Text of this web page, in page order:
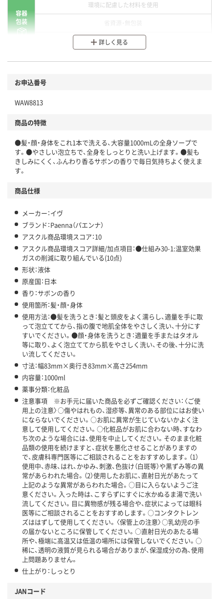
容器
包装
環境に配慮した材料を使用
分別・リサイクルしやすい設計
本体
仕組
アスクルで資源循環している
温室効果ガスなどの削減
アスクル商品環境スコア詳細／加点項目
詳しく見る
お申込番号
WAW8813
商品の特徴
●髪・顔・身体をこれ1本で洗える、大容量1000mLの全身ソープで
す。●やさしい泡立ちで、全身をしっとりと洗い上げます。●髪も
きしみにくく、ふんわり香るサボンの香りで毎日気持ちよく使えま
す。
商品仕様
メーカー：イヴ
ブランド：Paenna（パエンナ）
アスクル商品環境スコア：10
アスクル商品環境スコア詳細/加点項目：●仕組み30-1:温室効果
ガスの削減に取り組んでいる(10点)
形状：液体
原産国：日本
香り：サボンの香り
使用箇所：髪・顔・身体
使用方法：●髪を洗うとき：髪と頭皮をよく濡らし、適量を手に取
って泡立ててから、指の腹で地肌全体をやさしく洗い、十分にす
すいでください。●顔・身体を洗うとき：適量を手またはタオル
等に取り、よく泡立ててから肌をやさしく洗い、その後、十分に洗
い流してください。
寸法：幅83mm×奥行き83mm×高さ254mm
内容量：1000ml
薬事分類：化粧品
注意事項 ※お手元に届いた商品を必ずご確認ください：〈ご使
用上の注意〉○傷やはれもの、湿疹等、異常のある部位にはお使い
にならないでください。○お肌に異常が生じていないかよく注
意して使用してください。○化粧品がお肌に合わない時、すなわ
ち次のような場合には、使用を中止してください。そのまま化粧
品類の使用を続けますと、症状を悪化させることがありますの
で、皮膚科専門医等にご相談されることをおすすめします。（1）
使用中、赤味、はれ、かゆみ、刺激、色抜け（白斑等）や黒ずみ等の異
常があらわれた場合。（2）使用したお肌に、直射日光があたって
上記のような異常があらわれた場合。○目に入らないようご注
意ください。入った時は、こすらずにすぐに水かぬるま湯で洗い
流してください。目に異物感が残る場合や、症状によっては眼科
医等にご相談されることをおすすめします。○コンタクトレン
ズははずして使用してください。〈保管上の注意〉○乳幼児の手
の届かないところに保管してください。○直射日光のあたる場
所や、極端に高温又は低温の場所には保管しないでください。○
稀に、透明の液質が見られる場合がありまが、保湿成分の為、使用
上問題ありません。
仕上がり：しっとり
JANコード